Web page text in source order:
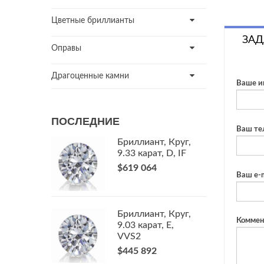
Цветные бриллианты
Оправы
Драгоценные камни
ПОСЛЕДНИЕ
Бриллиант, Круг,
9.33 карат, D, IF
$619 064
Бриллиант, Круг,
9.03 карат, E,
VVS2
$445 892
Ваше
Ваш
Ваш e-